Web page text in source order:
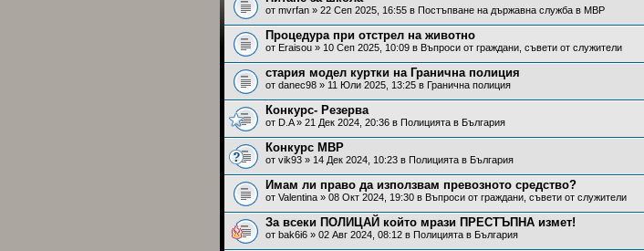
от mvrfan » 22 Сеп 2025, 16:55 в Постъпване на държавна служба в МВР
Процедура при отстрел на животно
от Eraisou » 10 Сеп 2025, 10:09 в Въпроси от граждани, съвети от служители
стария модел куртки на Гранична полиция
от danec98 » 11 Юли 2025, 13:25 в Гранична полиция
Конкурс- Резерва
от D.A» 21 Дек 2024, 20:36 в Полицията в България
Конкурс МВР
от vik93 » 14 Дек 2024, 10:23 в Полицията в България
Имам ли право да използвам превозното средство?
от Valentina » 08 Окт 2024, 19:30 в Въпроси от граждани, съвети от служители
За всеки ПОЛИЦАЙ който мрази ПРЕСТЪПНА измет!
от bak6i6 » 02 Авг 2024, 08:12 в Полицията в България